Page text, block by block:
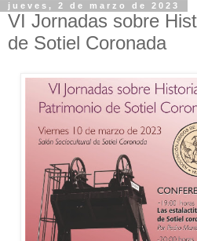
jueves, 2 de marzo de 2023
VI Jornadas sobre
de Sotiel Coronada